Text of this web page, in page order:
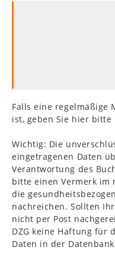
Falls eine regelmäßige
ist, geben Sie hier bitte
Wichtig: Die
eingetragenen Daten
Verantwortung des
bitte einen Vermerk im
die
nachreichen. Sollten
nicht per Post
DZG keine Haftung für
Daten in der